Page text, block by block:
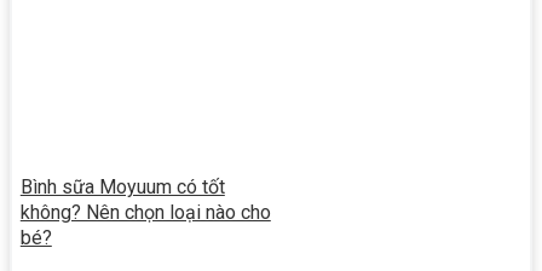
Bình sữa Moyuum có tốt
không? Nên chọn loại nào cho
bé?